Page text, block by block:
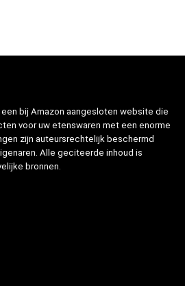
bij Amazon aangesloten website die
voor uw etenswaren met een enorme
zijn auteursrechtelijk beschermd
Alle geciteerde inhoud is
bronnen.